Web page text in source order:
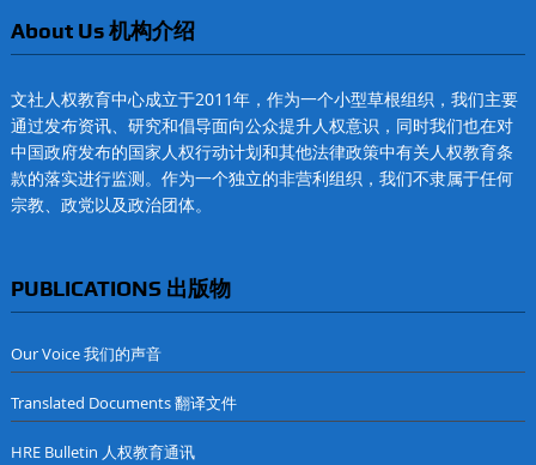
About Us 机构介绍
文社人权教育中心成立于2011年，作为一个小型草根组织，我们主要
通过发布资讯、研究和倡导面向公众提升人权意识，同时我们也在对
中国政府发布的国家人权行动计划和其他法律政策中有关人权教育条
款的落实进行监测。作为一个独立的非营利组织，我们不隶属于任何
宗教、政党以及政治团体。
PUBLICATIONS 出版物
Our Voice 我们的声音
Translated Documents 翻译文件
HRE Bulletin 人权教育通讯